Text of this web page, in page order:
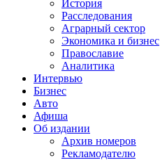
История
Расследования
Аграрный сектор
Экономика и бизнес
Православие
Аналитика
Интервью
Бизнес
Авто
Афиша
Об издании
Архив номеров
Рекламодателю